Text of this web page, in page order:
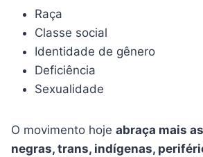
Raça
Classe social
Identidade de gênero
Deficiência
Sexualidade
O movimento hoje abraça mais
negras, trans, indígenas,